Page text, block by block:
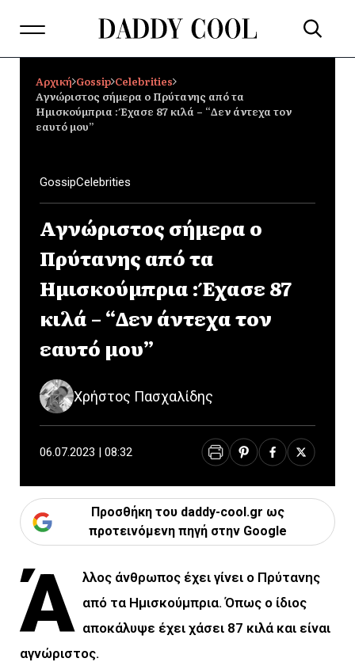
Αρχική Gossip Celebrities
Αγνώριστος σήμερα ο Πρύτανης από τα
Ημισκούμπρια : Έχασε 87 κιλά – “Δεν άντεχα τον
εαυτό μου”
GossipCelebrities
Αγνώριστος σήμερα ο
Πρύτανης από τα
Ημισκούμπρια : Έχασε 87
κιλά – “Δεν άντεχα τον
εαυτό μου”
Χρήστος Πασχαλίδης
06.07.2023 | 08:32
Προσθήκη του daddy-cool.gr ως
προτεινόμενη πηγή στην Google
Ά λλος άνθρωπος έχει γίνει ο Πρύτανης
από τα Ημισκούμπρια. Όπως ο ίδιος
αποκάλυψε έχει χάσει 87 κιλά και είναι
αγνώριστος.